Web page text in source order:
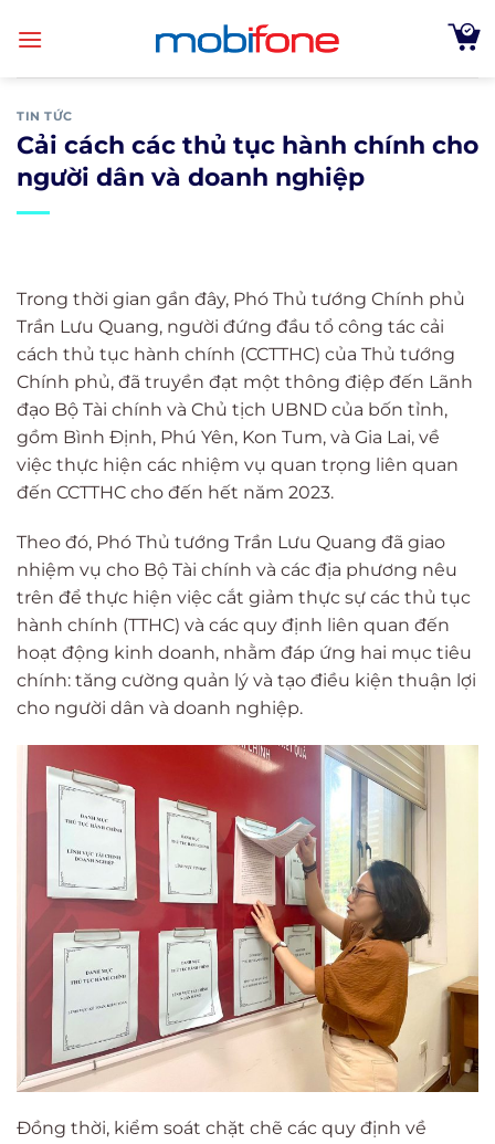
TIN TỨC
Cải cách các thủ tục hành chính cho
người dân và doanh nghiệp
Trong thời gian gần đây, Phó Thủ tướng Chính phủ
Trần Lưu Quang, người đứng đầu tổ công tác cải
cách thủ tục hành chính (CCTTHC) của Thủ tướng
Chính phủ, đã truyền đạt một thông điệp đến Lãnh
đạo Bộ Tài chính và Chủ tịch UBND của bốn tỉnh,
gồm Bình Định, Phú Yên, Kon Tum, và Gia Lai, về
việc thực hiện các nhiệm vụ quan trọng liên quan
đến CCTTHC cho đến hết năm 2023.
Theo đó, Phó Thủ tướng Trần Lưu Quang đã giao
nhiệm vụ cho Bộ Tài chính và các địa phương nêu
trên để thực hiện việc cắt giảm thực sự các thủ tục
hành chính (TTHC) và các quy định liên quan đến
hoạt động kinh doanh, nhằm đáp ứng hai mục tiêu
chính: tăng cường quản lý và tạo điều kiện thuận lợi
cho người dân và doanh nghiệp.
Đồng thời, kiểm soát chặt chẽ các quy định về